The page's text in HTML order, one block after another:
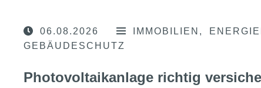
06.08.2026 IMMOBILIEN
GEBÄUDESCHUTZ
Photovoltaikanlage richtig